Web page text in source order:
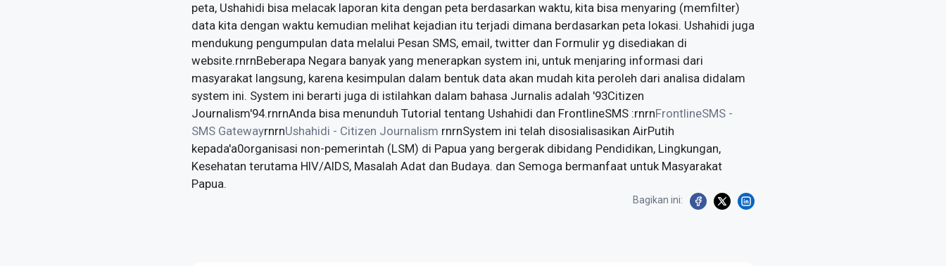
peta, Ushahidi bisa melacak laporan kita dengan peta berdasarkan waktu, kita bisa menyaring (memfilter)
data kita dengan waktu kemudian melihat kejadian itu terjadi dimana berdasarkan peta lokasi. Ushahidi juga
mendukung pengumpulan data melalui Pesan SMS, email, twitter dan Formulir yg disediakan di
website.rnrnBeberapa Negara banyak yang menerapkan system ini, untuk menjaring informasi dari
masyarakat langsung, karena kesimpulan dalam bentuk data akan mudah kita peroleh dari analisa didalam
system ini. System ini berarti juga di istilahkan dalam bahasa Jurnalis adalah '93Citizen
Journalism'94.rnrnAnda bisa menunduh Tutorial tentang Ushahidi dan FrontlineSMS :rnrnFrontlineSMS -
SMS GatewayrnrnUshahidi - Citizen Journalism rnrnSystem ini telah disosialisasikan AirPutih
kepada'a0organisasi non-pemerintah (LSM) di Papua yang bergerak dibidang Pendidikan, Lingkungan,
Kesehatan terutama HIV/AIDS, Masalah Adat dan Budaya. dan Semoga bermanfaat untuk Masyarakat
Papua.
Bagikan ini: